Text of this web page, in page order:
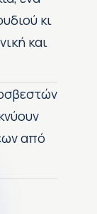
κι
και
από